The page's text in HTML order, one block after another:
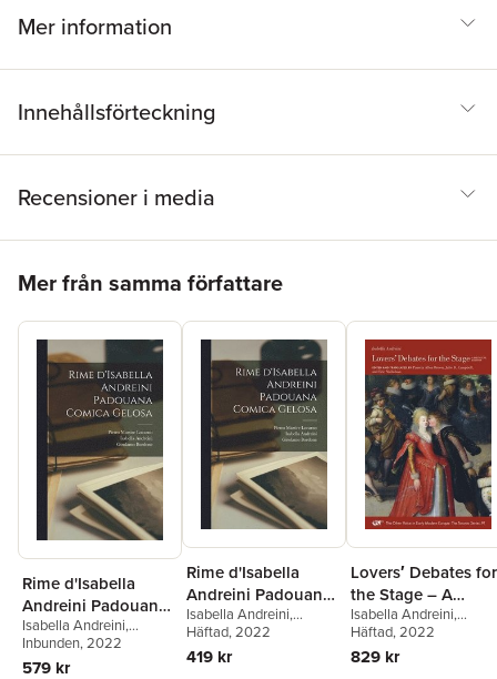
Mer information
Innehållsförteckning
Recensioner i media
Mer från samma författare
Rime d'Isabella
Andreini Padouana
comica gelosa
Isabella Andreini,
Girolamo Bordone
Martire Locarno
Inbunden, 2022
579 kr
Rime d'Isabella
Andreini Padouana
comica gelosa
Isabella Andreini,
Girolamo Bordone
Martire Locarno
Häftad, 2022
419 kr
Lovers′ Debates for
the Stage – A
Bilingual Edition
Isabella Andreini,
Pamela Allen Brown
Julie D. Campbell
Nicholson
Häftad, 2022
829 kr